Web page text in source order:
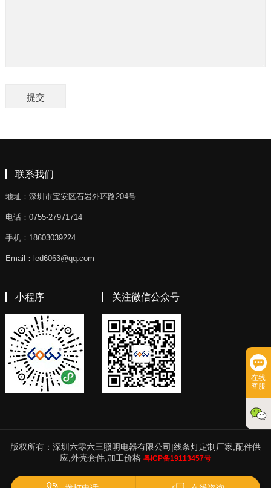
联系我们
地址：深圳市宝安区石岩外环路204号
电话：0755-27971714
手机：18603039224
Email：led6063@qq.com
小程序 关注微信公众号
版权所有：深圳六零六三照明电器有限公司|线条灯定制厂家,配件供
应,外壳套件,加工价格 粤ICP备19113457号
在线
客服